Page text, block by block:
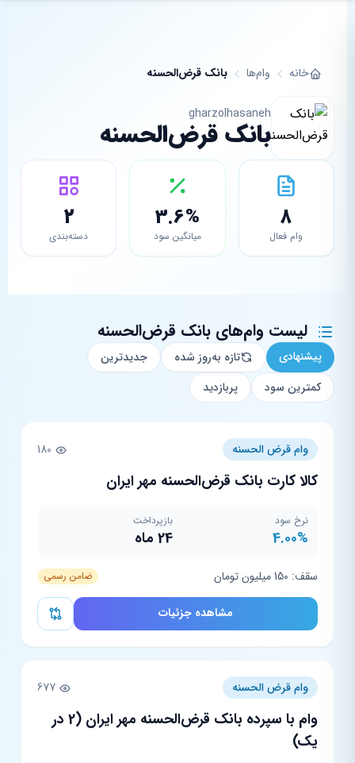
خانه وام‌ها بانک قرض‌الحسنه
gharzolhasaneh
بانک قرض‌الحسنه
8
وام فعال
3.6%
میانگین سود
2
دسته‌بندی
لیست وام‌های بانک قرض‌الحسنه
پیشنهادی تازه به‌روز شده
جدیدترین
کمترین سود
پربازدید
وام قرض الحسنه
کالا کارت بانک قرض‌الحسنه مهر ایران
نرخ سود
4.00%
بازپرداخت
24 ماه
سقف: 150 میلیون تومان ضامن رسمی
مشاهده جزئیات
وام قرض الحسنه
وام با سپرده بانک قرض‌الحسنه مهر ایران (2 در‌
یک)